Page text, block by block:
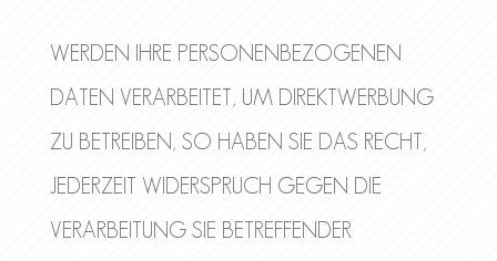
WERDEN IHRE PERSONENBEZOGENEN
DATEN VERARBEITET, UM DIREKTWERBUNG
ZU BETREIBEN, SO HABEN SIE DAS RECHT,
JEDERZEIT WIDERSPRUCH GEGEN DIE
VERARBEITUNG SIE BETREFFENDER